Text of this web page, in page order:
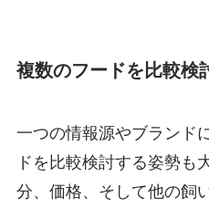
複数のフードを比較検
一つの情報源やブランド
ドを比較検討する姿勢も
分、価格、そして他の飼